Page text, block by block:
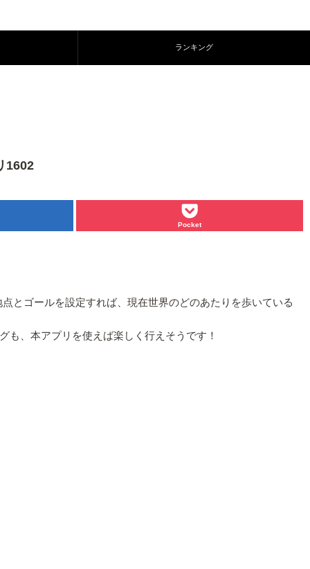
ランキング
1602
Pocket
とゴールを設定すれば、現在世界のどのあたりを歩いている
、本アプリを使えば楽しく行えそうです！